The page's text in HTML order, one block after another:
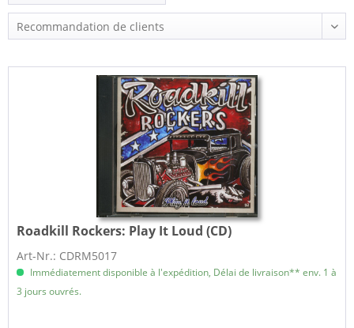
Roadkill Rockers: Play It Loud (CD)
Art-Nr.: CDRM5017
Immédiatement disponible à l'expédition, Délai de livraison** env. 1 à
3 jours ouvrés.